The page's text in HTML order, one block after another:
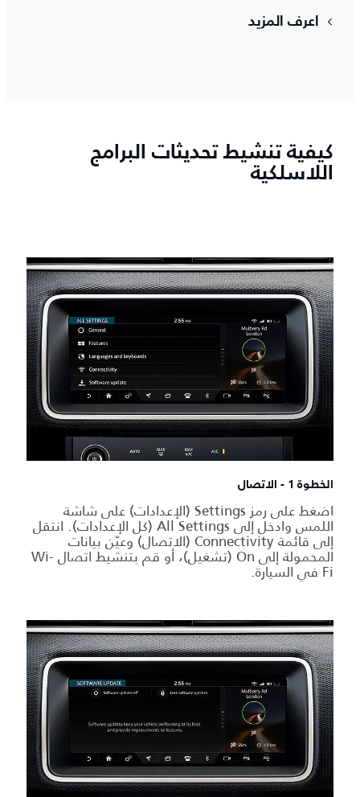
اعرف المزيد
كيفية تنشيط تحديثات البرامج
اللاسلكية
الخطوة 1 - الاتصال
اضغط على رمز Settings (الإعدادات) على شاشة
اللمس وادخل إلى All Settings (كل الإعدادات). انتقل
إلى قائمة Connectivity (الاتصال) وعيّن بيانات
المحمولة إلى On (تشغيل)، أو قم بتنشيط اتصال Wi-
Fi في السيارة.